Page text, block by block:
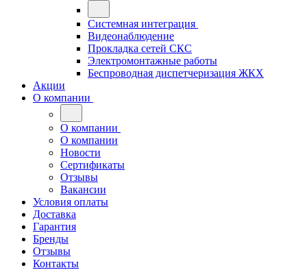
Системная интеграция
Видеонаблюдение
Прокладка сетей СКС
Электромонтажные работы
Беспроводная диспетчеризация ЖКХ
Акции
О компании
О компании
О компании
Новости
Сертификаты
Отзывы
Вакансии
Условия оплаты
Доставка
Гарантия
Бренды
Отзывы
Контакты